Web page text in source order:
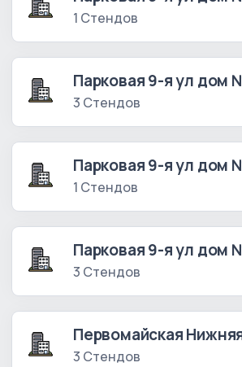
1 Стендов
Парковая 9-я ул дом
3 Стендов
Парковая 9-я ул дом
1 Стендов
Парковая 9-я ул дом
3 Стендов
Первомайская
3 Стендов